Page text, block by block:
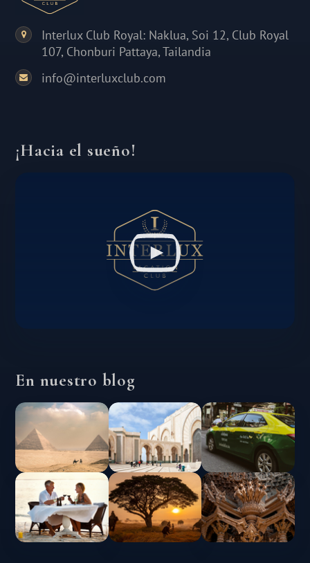
Interlux Club Royal: Naklua, Soi 12, Club Royal
107, Chonburi Pattaya, Tailandia
info@interluxclub.com
¡Hacia el sueño!
En nuestro blog